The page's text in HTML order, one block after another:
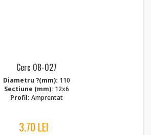
Cerc 08-027
Diametru ?(mm): 110
Sectiune (mm): 12x6
Profil: Amprentat
3.70 LEI